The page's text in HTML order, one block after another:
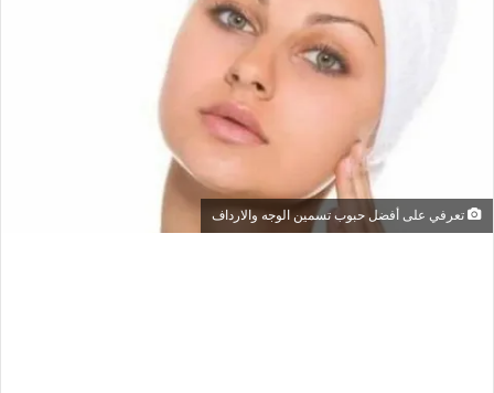
تعرفي على أفضل حبوب تسمين الوجه والارداف